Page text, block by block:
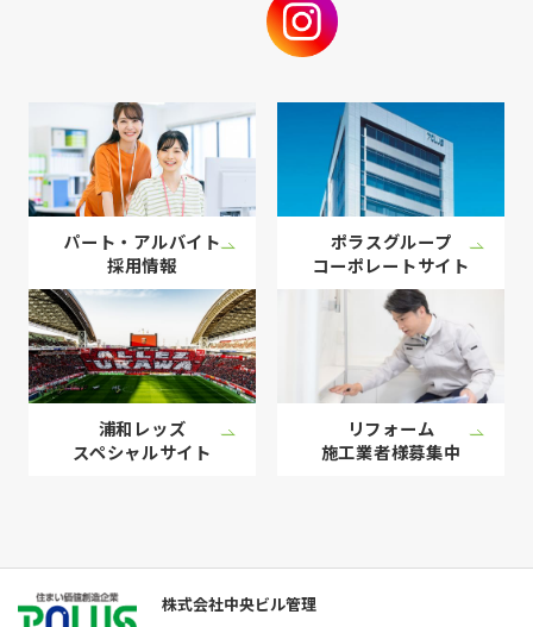
パート・アルバイト
採用情報
ポラスグループ
コーポレートサイト
浦和レッズ
スペシャルサイト
リフォーム
施工業者様募集中
株式会社中央ビル管理